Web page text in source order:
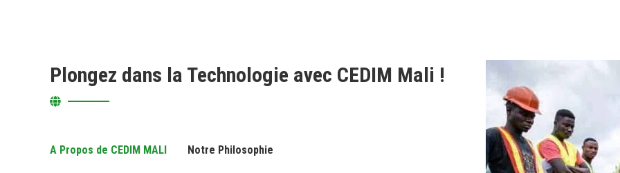
Plongez dans la Technologie avec CEDIM Mali !
A Propos de CEDIM MALI Notre Philosophie